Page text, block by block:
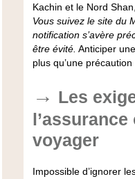
Kachin et le Nord
Vous suivez le site du
notification s’avère
être évité. Anticiper
plus qu’une
Les
voyager
Impossible d’ignorer